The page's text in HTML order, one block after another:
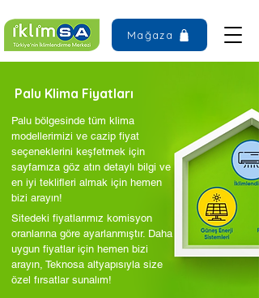
Mağaza
Palu Klima Fiyatları
Palu bölgesinde tüm klima
modellerimizi ve cazip fiyat
seçeneklerini keşfetmek için
sayfamıza göz atın detaylı bilgi ve
en iyi teklifleri almak için hemen
bizi arayın!
Sitedeki fiyatlarımız komisyon
oranlarına göre ayarlanmıştır. Daha
uygun fiyatlar için hemen bizi
arayın, Teknosa altyapısıyla size
özel fırsatlar sunalım!